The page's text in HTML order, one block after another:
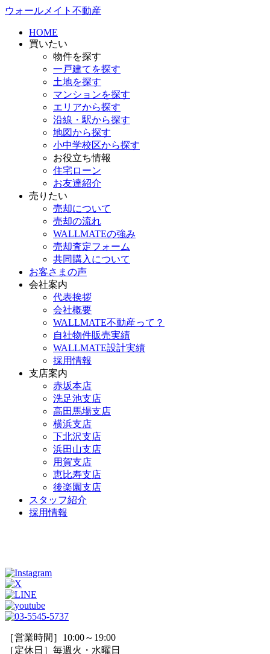
ウォールメイト不動産
HOME
買いたい
物件を探す
一戸建てを探す
土地を探す
マンションを探す
エリアから探す
沿線・駅から探す
地図から探す
小中学校区から探す
お役立ち情報
住宅ローン
お友達紹介
売りたい
売却について
売却の流れ
WALLMATEの強み
売却査定フォーム
共同購入について
お客さまの声
会社案内
代表挨拶
会社概要
WALLMATE不動産って？
自社物件販売実績
WALLMATE設計実績
採用情報
支店案内
赤坂本店
洗足池支店
高田馬場支店
横浜支店
下北沢支店
浜田山支店
用賀支店
恵比寿支店
後楽園支店
スタッフ紹介
採用情報
［営業時間］10:00～19:00
［定休日］毎週火・水曜日